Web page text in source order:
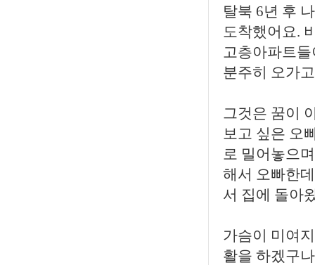
탈북 6년 후
도착했어요.
고층아파트
분주히 오가
그것은 꿈이
보고 싶은 오
로 밀어놓으
해서 오빠한
서 집에 돌아
가슴이 미여
활을 하겠구